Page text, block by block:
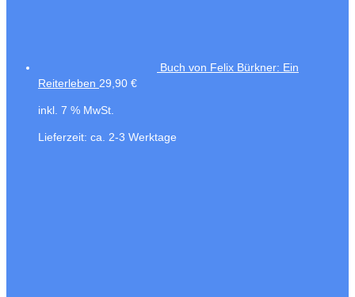
Buch von Felix Bürkner: Ein
Reiterleben 29,90 €
inkl. 7 % MwSt.
Lieferzeit: ca. 2-3 Werktage